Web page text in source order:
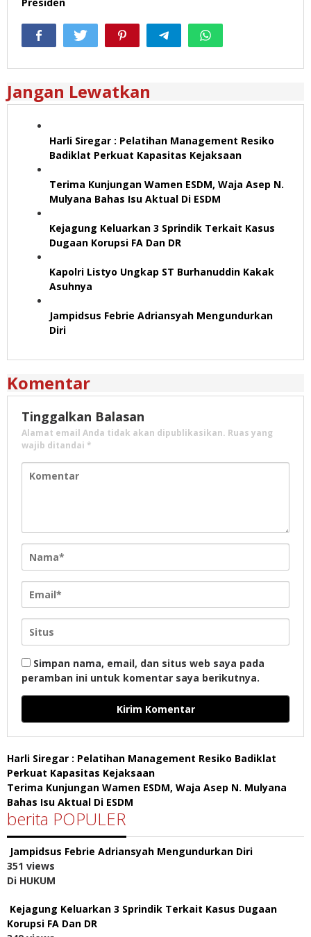
Jangan Lewatkan
Harli Siregar : Pelatihan Management Resiko
Badiklat Perkuat Kapasitas Kejaksaan
Terima Kunjungan Wamen ESDM, Waja Asep N.
Mulyana Bahas Isu Aktual Di ESDM
Kejagung Keluarkan 3 Sprindik Terkait Kasus
Dugaan Korupsi FA Dan DR
Kapolri Listyo Ungkap ST Burhanuddin Kakak
Asuhnya
Jampidsus Febrie Adriansyah Mengundurkan
Diri
Komentar
Tinggalkan Balasan
Alamat email Anda tidak akan dipublikasikan. Ruas yang
wajib ditandai *
Simpan nama, email, dan situs web saya pada
peramban ini untuk komentar saya berikutnya.
Harli Siregar : Pelatihan Management Resiko Badiklat
Perkuat Kapasitas Kejaksaan
Terima Kunjungan Wamen ESDM, Waja Asep N. Mulyana
Bahas Isu Aktual Di ESDM
berita POPULER
Jampidsus Febrie Adriansyah Mengundurkan Diri
351 views
Di HUKUM
Kejagung Keluarkan 3 Sprindik Terkait Kasus Dugaan
Korupsi FA Dan DR